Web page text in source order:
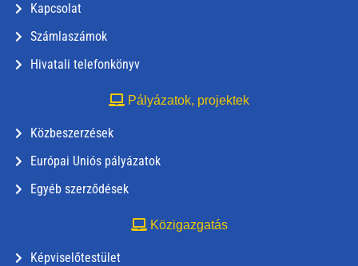
Kapcsolat
Számlaszámok
Hivatali telefonkönyv
Pályázatok, projektek
Közbeszerzések
Európai Uniós pályázatok
Egyéb szerződések
Közigazgatás
Képviselőtestület